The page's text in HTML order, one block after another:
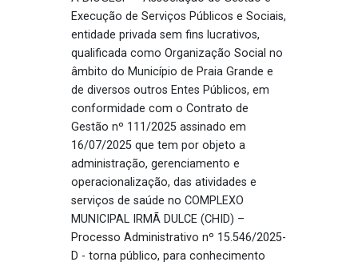
Execução de Serviços Públicos e Sociais,
entidade privada sem fins lucrativos,
qualificada como Organização Social no
âmbito do Município de Praia Grande e
de diversos outros Entes Públicos, em
conformidade com o Contrato de
Gestão nº 111/2025 assinado em
16/07/2025 que tem por objeto a
administração, gerenciamento e
operacionalização, das atividades e
serviços de saúde no COMPLEXO
MUNICIPAL IRMÃ DULCE (CHID) –
Processo Administrativo nº 15.546/2025-
D - torna público, para conhecimento